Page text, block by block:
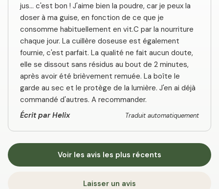
jus... c'est bon ! J'aime bien la poudre, car je peux la
doser à ma guise, en fonction de ce que je
consomme habituellement en vit.C par la nourriture
chaque jour. La cuillère doseuse est également
fournie, c'est parfait. La qualité ne fait aucun doute,
elle se dissout sans résidus au bout de 2 minutes,
après avoir été brièvement remuée. La boîte le
garde au sec et le protège de la lumière. J'en ai déjà
commandé d'autres. A recommander.
Écrit par Helix
Traduit automatiquement
Voir les avis les plus récents
Laisser un avis